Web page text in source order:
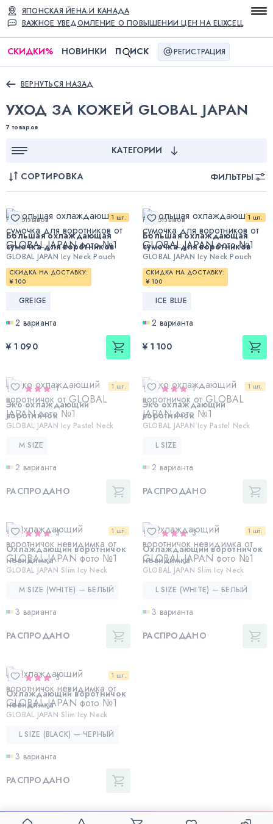
ВАЖНОЕ УВЕДОМЛЕНИЕ О ПОВЫШЕНИИ ЦЕН НА ELIXCELL
ЯПОНСКАЯ ЙЕНА И КАНАДА
СКИДКИ% НОВИНКИ П ИСК РЕГИСТРАЦИЯ
ВЕРНУТЬСЯ НАЗАД
УХОД ЗА КОЖЕЙ GLOBAL JAPAN
7 товаров
КАТЕГОРИИ
СОРТИРОВКА ФИЛЬТРЫ
1 шт.
Нет отзывов
Большая охлаждающая
сумочка для воротников
GLOBAL JAPAN Icy Neck Pouch
СКИДКА НА ДОСТАВКУ:
¥ 100
GREIGE
2 варианта
¥ 1 090
1 шт.
Нет отзывов
Большая охлаждающая
сумочка для воротников
GLOBAL JAPAN Icy Neck Pouch
СКИДКА НА ДОСТАВКУ:
¥ 100
ICE BLUE
2 варианта
¥ 1 100
1 шт.
1
Эко охлаждающий
воротничок
GLOBAL JAPAN Icy Pastel Neck
M SIZE
2 варианта
РАСПРОДАНО
1 шт.
1
Эко охлаждающий
воротничок
GLOBAL JAPAN Icy Pastel Neck
L SIZE
2 варианта
РАСПРОДАНО
1 шт.
3
Охлаждающий воротничок
невидимка
GLOBAL JAPAN Slim Icy Neck
M SIZE (WHITE) — БЕЛЫЙ
3 варианта
РАСПРОДАНО
1 шт.
3
Охлаждающий воротничок
невидимка
GLOBAL JAPAN Slim Icy Neck
L SIZE (WHITE) — БЕЛЫЙ
3 варианта
РАСПРОДАНО
1 шт.
3
Охлаждающий воротничок
невидимка
GLOBAL JAPAN Slim Icy Neck
L SIZE (BLACK) — ЧЕРНЫЙ
3 варианта
РАСПРОДАНО